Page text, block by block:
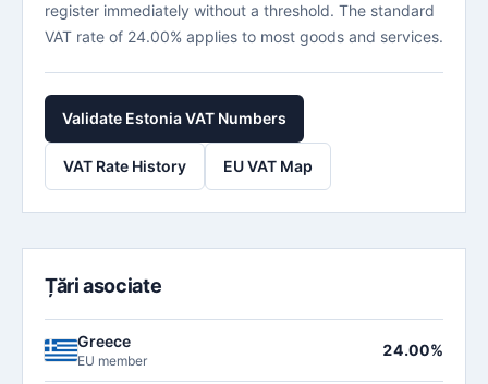
register immediately without a threshold. The standard
VAT rate of 24.00% applies to most goods and services.
Validate Estonia VAT Numbers
VAT Rate History EU VAT Map
Țări asociate
Greece
EU member
24.00%